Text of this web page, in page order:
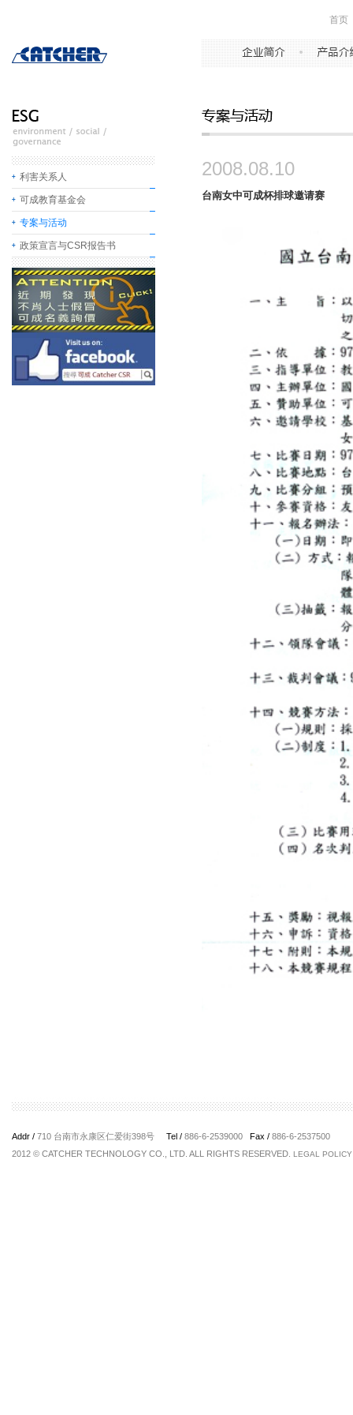
利害关系人
可成教育基金会
专案与活动
政策宣言与CSR报告书
2008.08.10
台南女中可成杯排球邀请赛
Addr / 710 台南市永康区仁爱街398号 Tel / 886-6-2539000 Fax / 886-6-2537500
2012 © CATCHER TECHNOLOGY CO., LTD. ALL RIGHTS RESERVED.
LEGAL POLICY
首页